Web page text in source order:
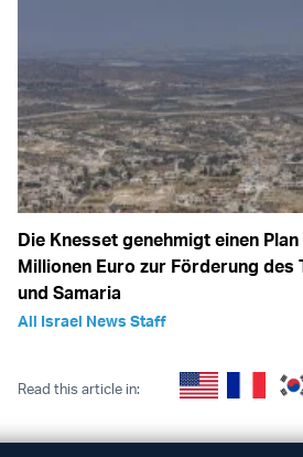
Die Knesset genehmigt einen
Millionen Euro zur Förderung des
und Samaria
All Israel News Staff
Read this article in: